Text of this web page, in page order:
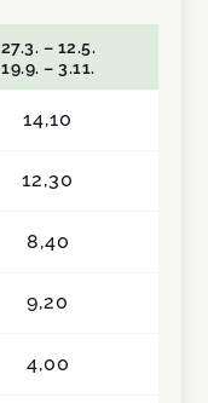
27.3. – 12.5.
19.9. – 3.11.
14,10
12,30
8,40
9,20
4,00